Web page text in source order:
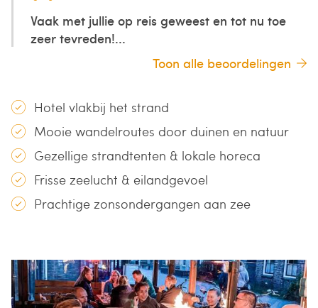
Vaak met jullie op reis geweest en tot nu toe
zeer tevreden!...
Toon alle beoordelingen
Hotel vlakbij het strand
Mooie wandelroutes door duinen en natuur
Gezellige strandtenten & lokale horeca
Frisse zeelucht & eilandgevoel
Prachtige zonsondergangen aan zee